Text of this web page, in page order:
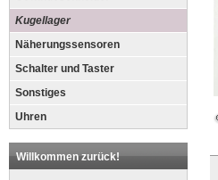
Kugellager
Näherungssensoren
Schalter und Taster
Sonstiges
Uhren
Willkommen zurück!